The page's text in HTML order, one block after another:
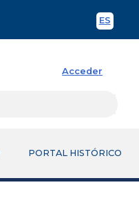
ES
Acceder
PORTAL HISTÓRICO